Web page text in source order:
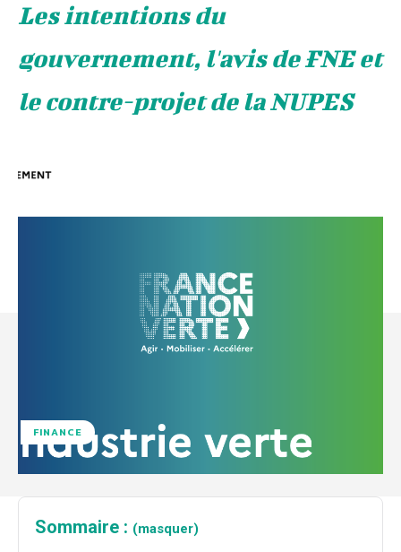
Les intentions du
gouvernement, l'avis de FNE et
le contre-projet de la NUPES
FINANCE
Sommaire : (masquer)